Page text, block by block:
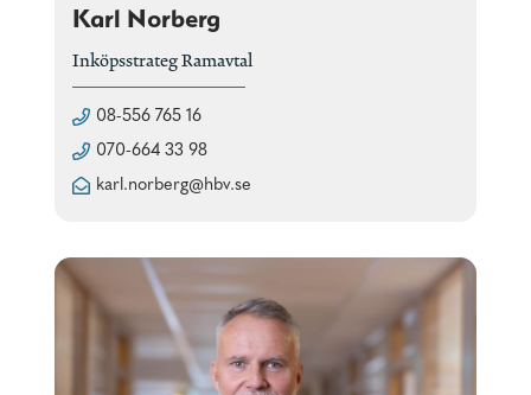
Karl Norberg
Inköpsstrateg Ramavtal
08-556 765 16
070-664 33 98
karl.norberg@hbv.se